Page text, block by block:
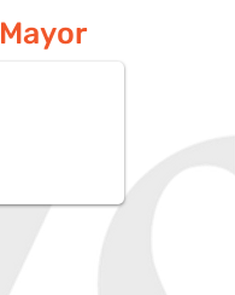
Mayor